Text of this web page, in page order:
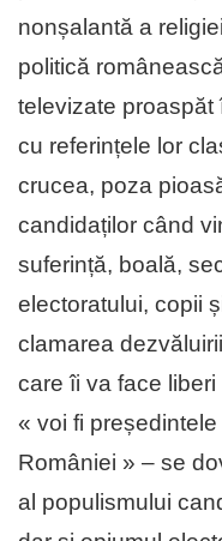
nonșalantă a
politică
televizate proaspăt
cu referințele lor
crucea, poza
candidaților când
suferință, boală,
electoratului, copii
clamarea
care îi va face
« voi fi președintele
României » – se
al populismului